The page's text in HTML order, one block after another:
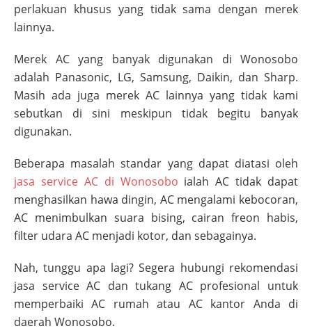
perlakuan khusus yang tidak sama dengan merek
lainnya.
Merek AC yang banyak digunakan di Wonosobo
adalah Panasonic, LG, Samsung, Daikin, dan Sharp.
Masih ada juga merek AC lainnya yang tidak kami
sebutkan di sini meskipun tidak begitu banyak
digunakan.
Beberapa masalah standar yang dapat diatasi oleh
jasa service AC di Wonosobo ialah AC tidak dapat
menghasilkan hawa dingin, AC mengalami kebocoran,
AC menimbulkan suara bising, cairan freon habis,
filter udara AC menjadi kotor, dan sebagainya.
Nah, tunggu apa lagi? Segera hubungi rekomendasi
jasa service AC dan tukang AC profesional untuk
memperbaiki AC rumah atau AC kantor Anda di
daerah Wonosobo.